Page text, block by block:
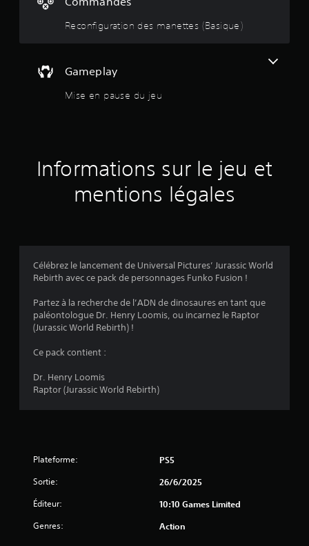
i
u
(
7
a
t
i
g
e
t
r
o
g
s
p
i
n
c
p
u
x
u
Reconfiguration des manettes (Basique)
p
o
é
Gameplay
Mise en pause du jeu
Informations sur le jeu et
mentions légales
Célébrez le lancement de Universal Pictures’ Jurassic World
Rebirth avec ce pack de personnages Funko Fusion !
Partez à la recherche de l’ADN de dinosaures en tant que
paléontologue Dr. Henry Loomis, ou incarnez le Raptor
(Jurassic World Rebirth) !
Ce pack contient :
Dr. Henry Loomis
Raptor (Jurassic World Rebirth)
Plateforme: PS5
Sortie: 26/6/2025
Éditeur: 10:10 Games Limited
Genres: Action